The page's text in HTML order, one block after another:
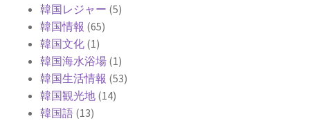
韓国レジャー (5)
韓国情報 (65)
韓国文化 (1)
韓国海水浴場 (1)
韓国生活情報 (53)
韓国観光地 (14)
韓国語 (13)